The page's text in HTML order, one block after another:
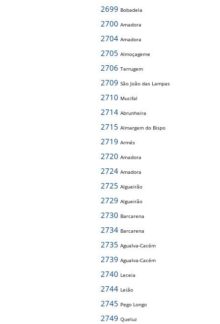
2699 Bobadela
2700 Amadora
2704 Amadora
2705 Almoçageme
2706 Terrugem
2709 São João das Lampas
2710 Mucifal
2714 Abrunheira
2715 Almargem do Bispo
2719 Armés
2720 Amadora
2724 Amadora
2725 Algueirão
2729 Algueirão
2730 Barcarena
2734 Barcarena
2735 Agualva-Cacém
2739 Agualva-Cacém
2740 Leceia
2744 Leião
2745 Pego Longo
2749 Queluz